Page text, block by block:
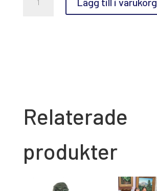
Gudmundsson,
Relaterade
produkter